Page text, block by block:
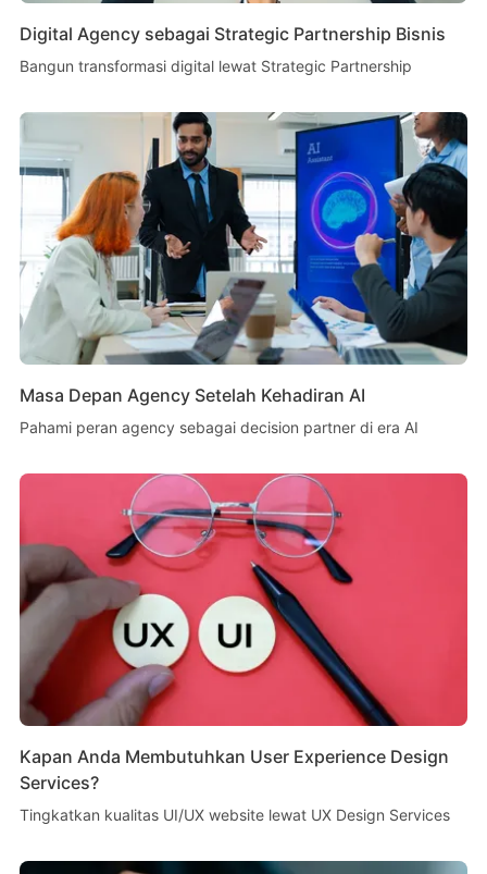
Digital Agency sebagai Strategic Partnership Bisnis
Bangun transformasi digital lewat Strategic Partnership
Masa Depan Agency Setelah Kehadiran AI
Pahami peran agency sebagai decision partner di era AI
Kapan Anda Membutuhkan User Experience Design
Services?
Tingkatkan kualitas UI/UX website lewat UX Design Services